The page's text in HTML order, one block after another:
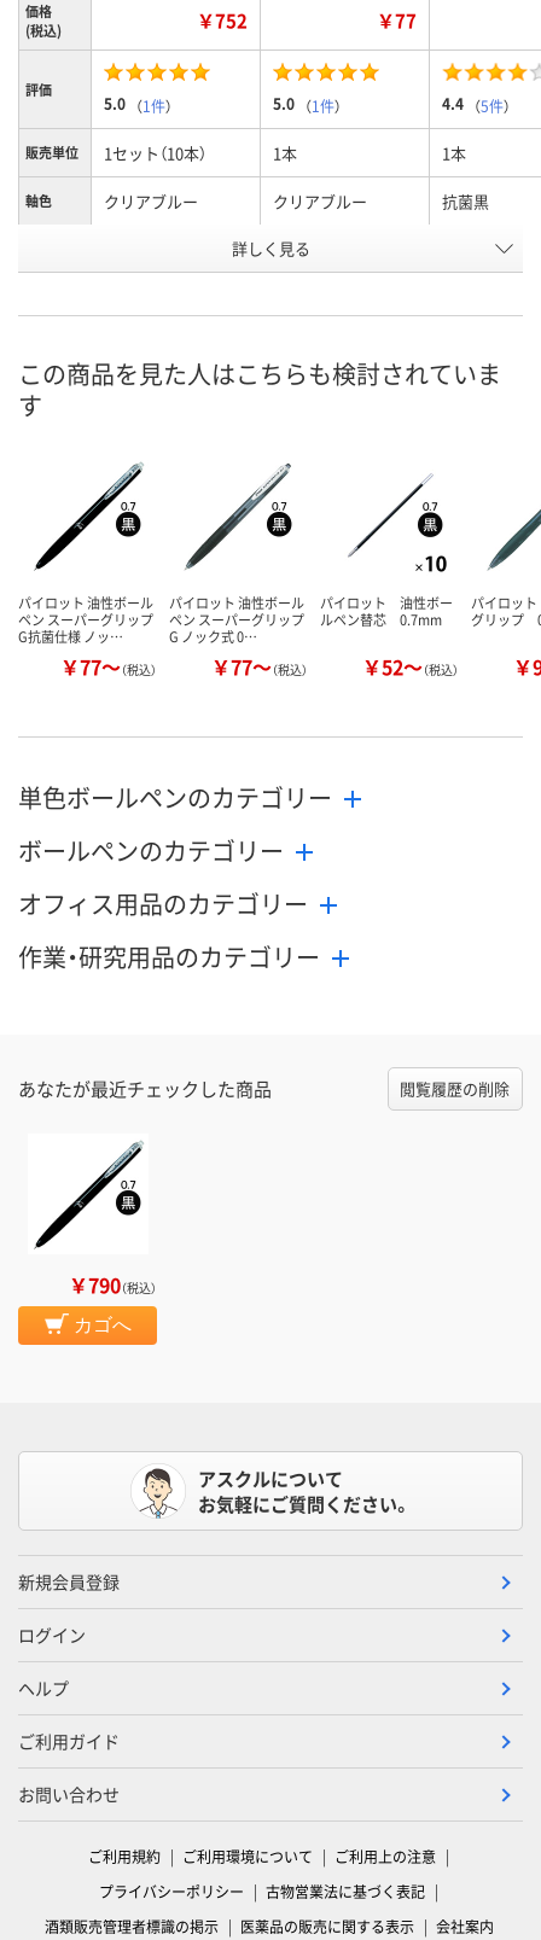
価格
(税込)
￥752 ￥77
評価
5.0 （1件） 5.0 （1件） 4.4 （5件）
販売単位 1セット（10本） 1本 1本
軸色 クリアブルー クリアブルー 抗菌黒
ER17182 U370755
8月11日（火）
ません
詳しく見る
この商品を見た人はこちらも検討されていま
す
パイロット 油性ボール
ペン スーパーグリップ
G抗菌仕様 ノッ…
￥77～（税込）
パイロット 油性ボール
ペン スーパーグリップ
G ノック式 0…
￥77～（税込）
パイロット 油性ボー
ルペン替芯 0.7mm
￥52～（税込）
パイロッ
グリップ
￥
単色ボールペンのカテゴリー
ボールペンのカテゴリー
オフィス用品のカテゴリー
作業・研究用品のカテゴリー
あなたが最近チェックした商品 閲覧履歴の削除
￥790（税込）
カゴへ
アスクルについて
お気軽にご質問ください。
新規会員登録
ログイン
ヘルプ
ご利用ガイド
お問い合わせ
ご利用規約 ご利用環境について
ご利用上の注意
プライバシーポリシー
古物営業法に基づく表記
酒類販売管理者標識の掲示
医薬品の販売に関する表示 会社案内